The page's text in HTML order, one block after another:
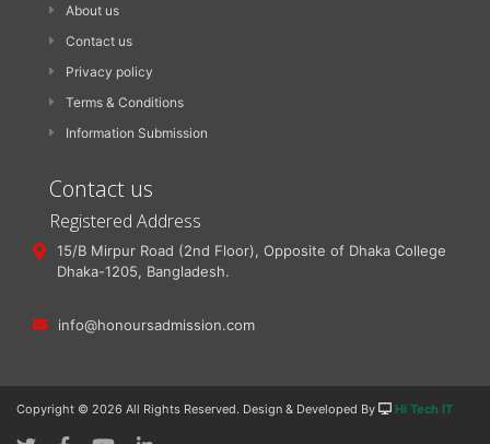
About us
Contact us
Privacy policy
Terms & Conditions
Information Submission
Contact us
Registered Address
15/B Mirpur Road (2nd Floor), Opposite of Dhaka College
Dhaka-1205, Bangladesh.
info@honoursadmission.com
Copyright © 2026 All Rights Reserved. Design & Developed By Hi Tech IT